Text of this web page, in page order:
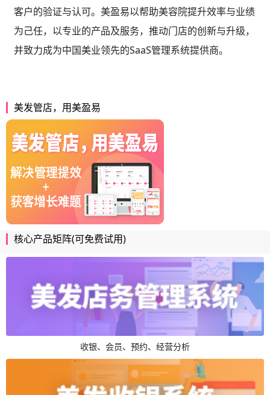
客户的验证与认可。美盈易以帮助美容院提升效率与业绩
为己任，以专业的产品及服务，推动门店的创新与升级，
并致力成为中国美业领先的SaaS管理系统提供商。
美发管店，用美盈易
核心产品矩阵(可免费试用)
收银、会员、预约、经营分析